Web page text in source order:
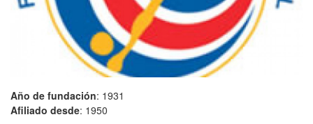
Año de fundación: 1931
Afiliado desde: 1950